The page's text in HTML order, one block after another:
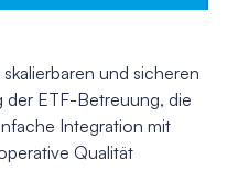
und sicheren
der ETF-Betreuung, die
Integration mit
Qualität